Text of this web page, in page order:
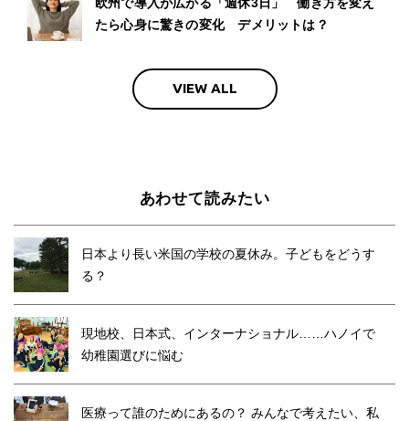
たら心身に驚きの変化 デメリットは？
VIEW ALL
あわせて読みたい
日本より長い米国の学校の夏休み。子どもをどうす
る？
現地校、日本式、インターナショナル……ハノイで
幼稚園選びに悩む
医療って誰のためにあるの？ みんなで考えたい、私